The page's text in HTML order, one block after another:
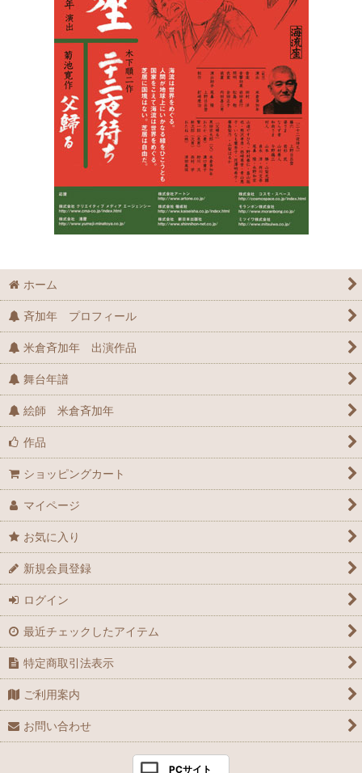
ホーム
斉加年 プロフィール
米倉斉加年 出演作品
舞台年譜
絵師 米倉斉加年
作品
ショッピングカート
マイページ
お気に入り
新規会員登録
ログイン
最近チェックしたアイテム
特定商取引法表示
ご利用案内
お問い合わせ
PCサイト